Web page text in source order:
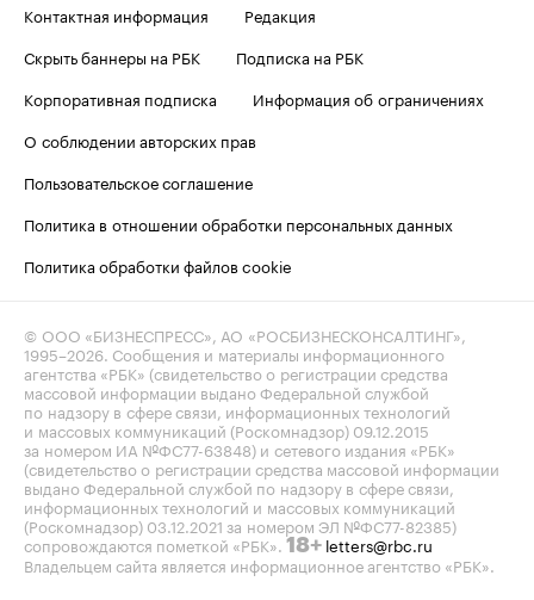
Контактная информация
Редакция
Скрыть баннеры на РБК
Подписка на РБК
Корпоративная подписка
Информация об ограничениях
О соблюдении авторских прав
Пользовательское соглашение
Политика в отношении обработки персональных данных
Политика обработки файлов cookie
© ООО «БИЗНЕСПРЕСС», АО «РОСБИЗНЕСКОНСАЛТИНГ»,
1995–2026 . Сообщения и материалы информационного
агентства «РБК» (свидетельство о регистрации средства
массовой информации выдано Федеральной службой
по надзору в сфере связи, информационных технологий
и массовых коммуникаций (Роскомнадзор) 09.12.2015
за номером ИА №ФС77-63848) и сетевого издания «РБК»
(свидетельство о регистрации средства массовой информации
выдано Федеральной службой по надзору в сфере связи,
информационных технологий и массовых коммуникаций
(Роскомнадзор) 03.12.2021 за номером ЭЛ №ФС77-82385)
сопровождаются пометкой «РБК». 18+ letters@rbc.ru
Владельцем сайта является информационное агентство «РБК».